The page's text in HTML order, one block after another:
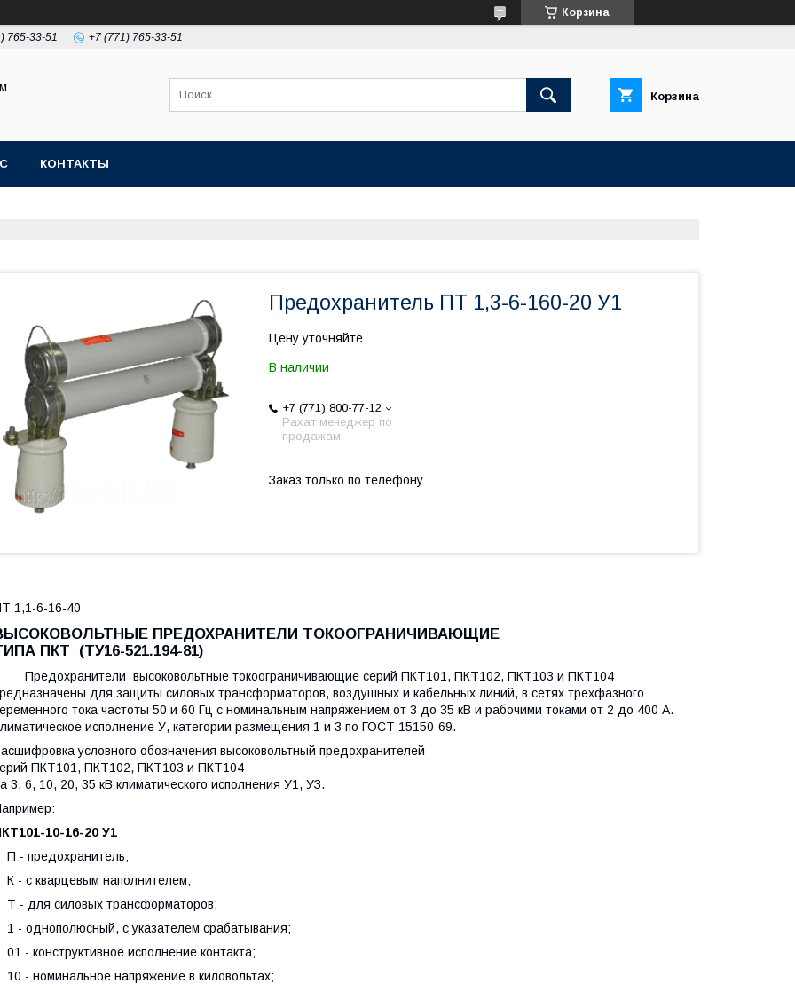
Корзина
765-33-51 +7 (771) 765-33-51
Корзина
КОНТАКТЫ
Предохранитель ПТ 1,3-6-160-20 У1
Цену уточняйте
В наличии
+7 (771) 800-77-12
Рахат менеджер по
продажам
Заказ только по телефону
1,1-6-16-40
ПРЕДОХРАНИТЕЛИ ТОКООГРАНИЧИВАЮЩИЕ
ПКТ (ТУ16-521.194-81)
Предохранители высоковольтные токоограничивающие серий ПКТ101, ПКТ102, ПКТ103 и ПКТ104
для защиты силовых трансформаторов, воздушных и кабельных линий, в сетях трехфазного
тока частоты 50 и 60 Гц с номинальным напряжением от 3 до 35 кВ и рабочими токами от 2 до 400 А.
исполнение У, категории размещения 1 и 3 по ГОСТ 15150-69.
условного обозначения высоковольтный предохранителей
ПКТ101, ПКТ102, ПКТ103 и ПКТ104
3, 6, 10, 20, 35 кВ климатического исполнения У1, УЗ.
10-16-20 У1
П - предохранитель;
К - с кварцевым наполнителем;
Т - для силовых трансформаторов;
1 - однополюсный, с указателем срабатывания;
01 - конструктивное исполнение контакта;
10 - номинальное напряжение в киловольтах;